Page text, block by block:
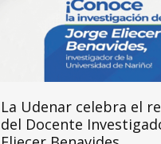
La Udenar celebra el
del Docente